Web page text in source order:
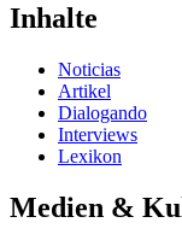
Inhalte
Noticias
Artikel
Dialogando
Interviews
Lexikon
Medien &